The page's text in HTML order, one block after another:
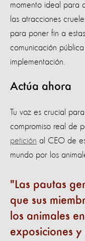
momento ideal para
las atracciones
para poner fin a
comunicación
implementación.
Actúa ahora
Tu voz es crucial
compromiso real de
petición al CEO de
mundo por los
Las pautas
que sus
los animales
exposiciones